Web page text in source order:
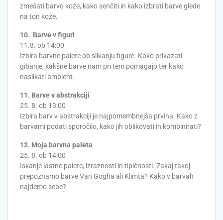
zmešati barvo kože, kako senčiti in kako izbrati barve glede
na ton kože.
10. Barve v figuri
11.8. ob 14:00
Izbira barvne palete ob slikanju figure. Kako prikazati
gibanje, kakšne barve nam pri tem pomagajo ter kako
naslikati ambient.
11. Barve v abstrakciji
25. 8. ob 13:00
Izbira barv v abstrakciji je najpomembnejša prvina. Kako z
barvami podati sporočilo, kako jih oblikovati in kombinirati?
12. Moja barvna paleta
25. 8. ob 14:00
Iskanje lastne palete, izraznosti in tipičnosti. Zakaj takoj
prepoznamo barve Van Gogha ali Klimta? Kako v barvah
najdemo sebe?